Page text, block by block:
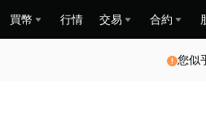
買幣 行情 交易 合約
您似